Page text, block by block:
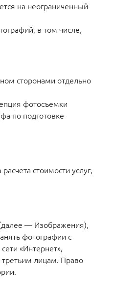
на неограниченный
в том числе,
сторонами отдельно
фотосъемки
по подготовке
стоимости услуг,
— Изображения),
фотографии с
«Интернет»,
третьим лицам. Право